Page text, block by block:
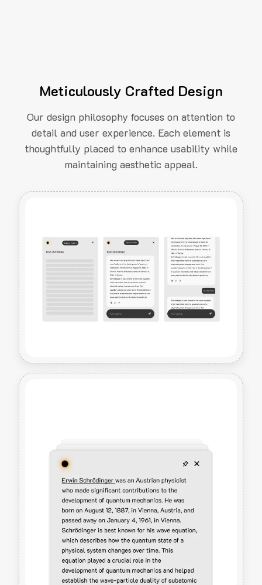
Meticulously Crafted Design
Our design philosophy focuses on attention to
detail and user experience. Each element is
thoughtfully placed to enhance usability while
maintaining aesthetic appeal.